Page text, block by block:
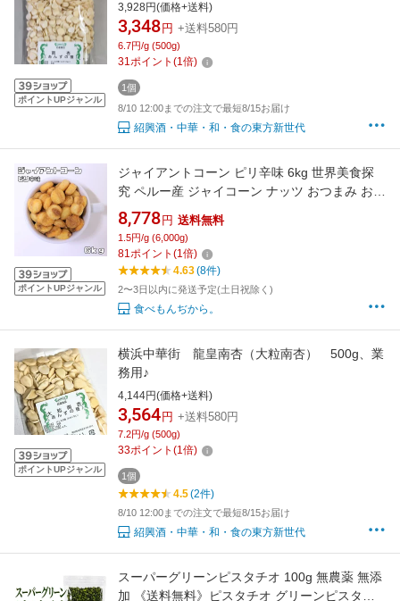
ポイントUPジャンル
3,928円(価格+送料)
3,348 円 +送料580円
6.7円/g (500g)
31ポイント (1倍)
1個
8/10 12:00までの注文で最短8/15お届け
紹興酒・中華・和・食の東方新世代
ポイントUPジャンル
ジャイアントコーン ピリ辛味 6kg 世界美食探
究 ペルー産 ジャイコーン ナッツ おつまみ おや
つ 揚げ菓子 揚げコーン 国内加工 業務用
8,778 円 送料無料
1.5円/g (6,000g)
81ポイント (1倍)
4.63(8件)
2〜3日以内に発送予定(土日祝除く)
食べもんぢから。
ポイントUPジャンル
横浜中華街 龍皇南杏（大粒南杏） 500g、業
務用♪
4,144円(価格+送料)
3,564 円 +送料580円
7.2円/g (500g)
33ポイント (1倍)
1個
4.5(2件)
8/10 12:00までの注文で最短8/15お届け
紹興酒・中華・和・食の東方新世代
スーパーグリーンピスタチオ 100g 無農薬 無添
加 《送料無料》ピスタチオ グリーンピスタチ